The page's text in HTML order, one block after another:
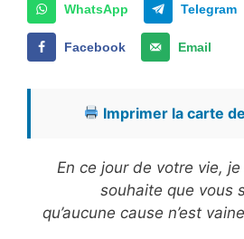
WhatsApp Telegram
Facebook Email
Imprimer la carte
En ce jour de votre vie,
souhaite que vous
qu’aucune cause n’est